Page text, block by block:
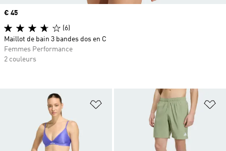
Ajouter à la Liste de produits
Prix
€ 45
(6)
Maillot de bain 3 bandes dos en C
Femmes Performance
2 couleurs